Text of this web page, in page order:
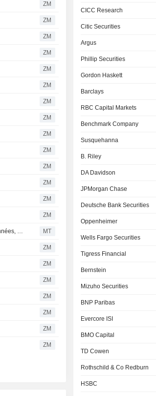
ZM
ZM
ZM
ZM
ZM
ZM
ZM
ZM
ZM
ZM
ZM
ZM
ZM
ZM
Airbnb dispose d'un potentiel de croissance composée sur plusieurs années, selon RBC MT
ZM
ZM
ZM
ZM
ZM
ZM
ZM
CICC Research
Citic Securities
Argus
Phillip Securities
Gordon Haskett
Barclays
RBC Capital Markets
Benchmark Company
Susquehanna
B. Riley
DA Davidson
JPMorgan Chase
Deutsche Bank Securities
Oppenheimer
Wells Fargo Securities
Tigress Financial
Bernstein
Mizuho Securities
BNP Paribas
Evercore ISI
BMO Capital
TD Cowen
Rothschild & Co Redburn
HSBC